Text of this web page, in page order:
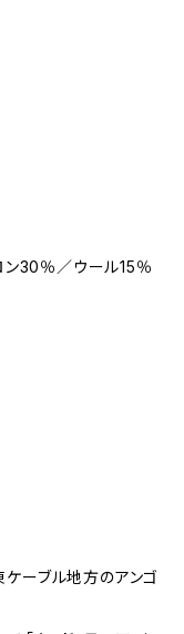
ン30％／ウール15％
ーブル地方のアンゴ